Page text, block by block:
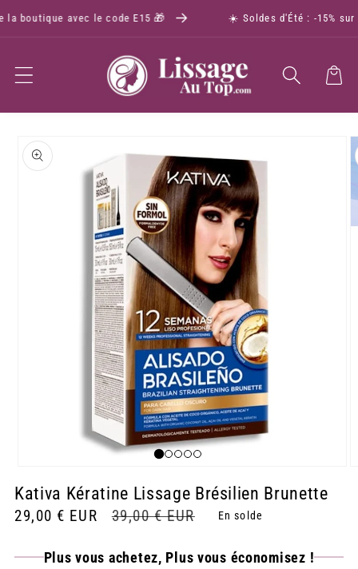
boutique avec le code E15 🎁 ☀️ Soldes d'Été : -15% sur
Panier
Passer aux
informations
produits
média
1
dans
modale
Kativa Kératine Lissage Brésilien Brunette
Prix
29,00 € EUR
Prix
39,00 € EUR En solde
Plus vous achetez, Plus vous économisez !